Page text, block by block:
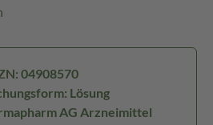
04908570
Lösung
AG Arzneimittel